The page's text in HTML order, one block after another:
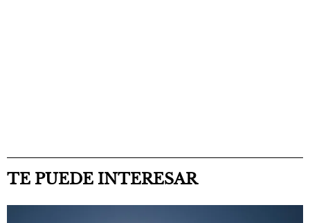
TE PUEDE INTERESAR